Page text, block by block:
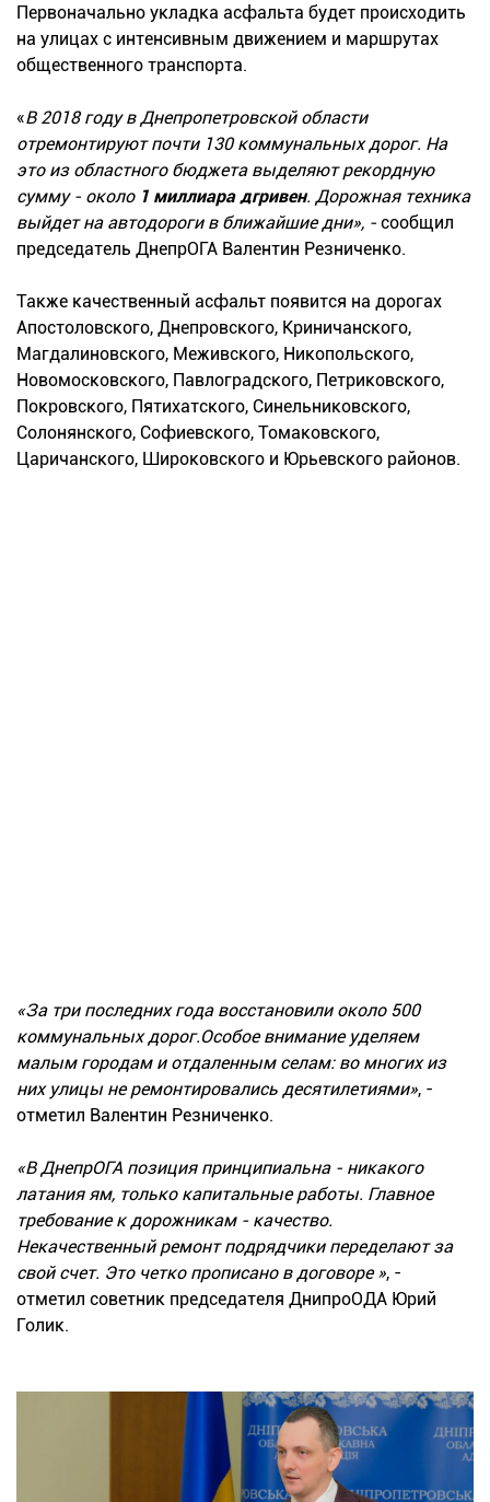
Первоначально укладка асфальта будет происходить
на улицах с интенсивным движением и маршрутах
общественного транспорта.
«В 2018 году в Днепропетровской области
отремонтируют почти 130 коммунальных дорог. На
это из областного бюджета выделяют рекордную
сумму - около 1 миллиара дгривен. Дорожная техника
выйдет на автодороги в ближайшие дни», - сообщил
председатель ДнепрОГА Валентин Резниченко.
Также качественный асфальт появится на дорогах
Апостоловского, Днепровского, Криничанского,
Магдалиновского, Меживского, Никопольского,
Новомосковского, Павлоградского, Петриковского,
Покровского, Пятихатского, Синельниковского,
Солонянского, Софиевского, Томаковского,
Царичанского, Широковского и Юрьевского районов.
«За три последних года восстановили около 500
коммунальных дорог.Особое внимание уделяем
малым городам и отдаленным селам: во многих из
них улицы не ремонтировались десятилетиями», -
отметил Валентин Резниченко.
«В ДнепрОГА позиция принципиальна - никакого
латания ям, только капитальные работы. Главное
требование к дорожникам - качество.
Некачественный ремонт подрядчики переделают за
свой счет. Это четко прописано в договоре », -
отметил советник председателя ДнипроОДА Юрий
Голик.